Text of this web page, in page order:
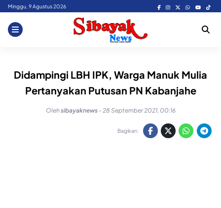
Skip
content
Minggu, 9 Agustus 2026
Didampingi LBH IPK, Warga Manuk Mulia
Pertanyakan Putusan PN Kabanjahe
Olehsibayaknews - 28 September 2021, 00:16
Bagikan: